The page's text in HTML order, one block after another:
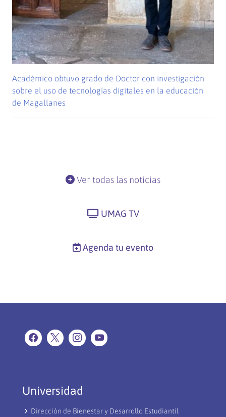
Académico obtuvo grado de Doctor con investigación
sobre el uso de tecnologías digitales en la educación
de Magallanes
Ver todas las noticias
UMAG TV
Agenda tu evento
Universidad
Dirección de Bienestar y Desarrollo Estudiantil